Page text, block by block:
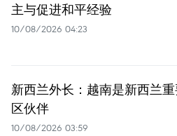
主与促进和平经验
10/08/2026 04:23
新西兰外长：越南是新西兰
区伙伴
10/08/2026 03:59